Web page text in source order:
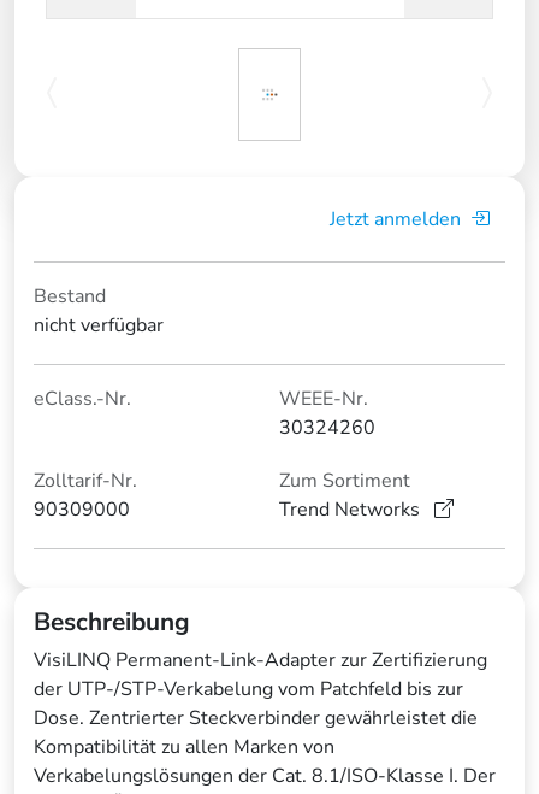
Jetzt anmelden
Bestand
nicht verfügbar
eClass.-Nr.
WEEE-Nr.
30324260
Zolltarif-Nr.
90309000
Zum Sortiment
Trend Networks
Beschreibung
VisiLINQ Permanent-Link-Adapter zur Zertifizierung
der UTP-/STP-Verkabelung vom Patchfeld bis zur
Dose. Zentrierter Steckverbinder gewährleistet die
Kompatibilität zu allen Marken von
Verkabelungslösungen der Cat. 8.1/ISO-Klasse I. Der